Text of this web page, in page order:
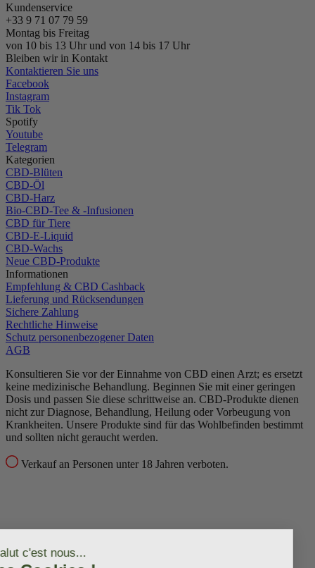
Kundenservice
+33 9 71 07 79 59
Montag bis Freitag
von 10 bis 13 Uhr und von 14 bis 17 Uhr
Bleiben wir in Kontakt
Kontaktieren Sie uns
Facebook
Instagram
Tik Tok
Spotify
Youtube
Telegram
Kategorien
CBD-Blüten
CBD-Öl
CBD-Harz
Bio-CBD-Tee & -Infusionen
CBD für Tiere
CBD-E-Liquid
CBD-Wachs
Neue CBD-Produkte
Informationen
Empfehlung & CBD Cashback
Lieferung und Rücksendungen
Sichere Zahlung
Rechtliche Hinweise
Schutz personenbezogener Daten
AGB
Konsultieren Sie vor der Einnahme von CBD einen Arzt; es ersetzt
keine medizinische Behandlung. Beginnen Sie mit einer geringen
Dosis und passen Sie diese schrittweise an. CBD-Produkte dienen
nicht zur Diagnose, Behandlung, Heilung oder Vorbeugung von
Krankheiten. Unsere Produkte sind für das Wohlbefinden bestimmt
und sollten nicht geraucht werden.
Verkauf an Personen unter 18 Jahren verboten.